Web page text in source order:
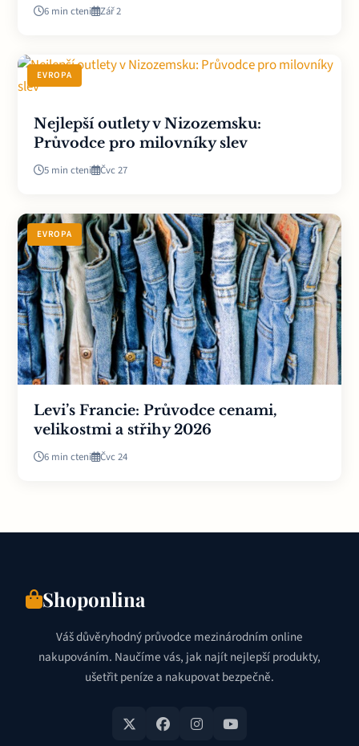
6 min cteni Zář 2
EVROPA
Nejlepší outlety v Nizozemsku:
Průvodce pro milovníky slev
5 min cteni Čvc 27
EVROPA
Levi’s Francie: Průvodce cenami,
velikostmi a střihy 2026
6 min cteni Čvc 24
Shoponlina
Váš důvěryhodný průvodce mezinárodním online
nakupováním. Naučíme vás, jak najít nejlepší produkty,
ušetřit peníze a nakupovat bezpečně.